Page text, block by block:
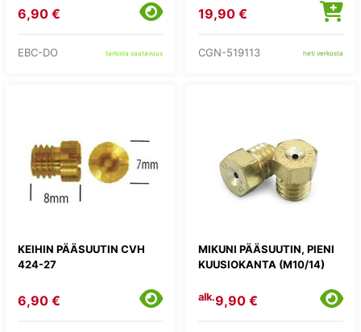
6,90 €
EBC-DO tarkista saatavuus
19,90 €
CGN-519113 heti verkosta
KEIHIN PÄÄSUUTIN CVH
424-27
6,90 €
MIKUNI PÄÄSUUTIN, PIENI
KUUSIOKANTA (M10/14)
alk.9,90 €